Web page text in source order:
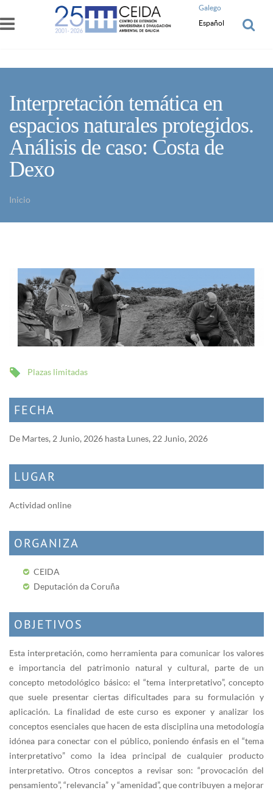
Pasar al contenido principal
Galego
Español
Interpretación temática en
espacios naturales protegidos.
Análisis de caso: Costa de
Dexo
Inicio
Plazas limitadas
FECHA
De Martes, 2 Junio, 2026 hasta Lunes, 22 Junio, 2026
LUGAR
Actividad online
ORGANIZA
CEIDA
Deputación da Coruña
OBJETIVOS
Esta interpretación, como herramienta para comunicar los valores
e importancia del patrimonio natural y cultural, parte de un
concepto metodológico básico: el “tema interpretativo”, concepto
que suele presentar ciertas dificultades para su formulación y
aplicación. La finalidad de este curso es exponer y analizar los
conceptos esenciales que hacen de esta disciplina una metodología
idónea para conectar con el público, poniendo énfasis en el “tema
interpretativo” como la idea principal de cualquier producto
interpretativo. Otros conceptos a revisar son: “provocación del
pensamiento”, “relevancia” y “amenidad”, que contribuyen a mejorar